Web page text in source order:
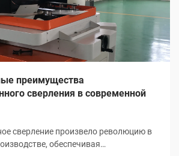
преимущества
сверления в современной
сверление произвело революцию в
обеспечивая